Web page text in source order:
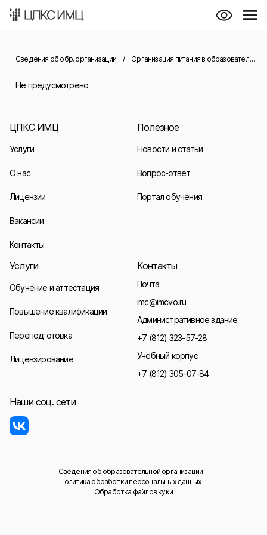
Сведения об обр. организации / Организация питания в образовательной организации
Не предусмотрено
ЦПКС ИМЦ
Услуги
О нас
Лицензии
Вакансии
Контакты
Полезное
Новости и статьи
Вопрос-ответ
Портал обучения
Услуги
Обучение и аттестация
Повышение квалификации
Переподготовка
Лицензирование
Контакты
Почта
imc@imcvo.ru
Административное здание
+7 (812) 323-57-28
Учебный корпус
+7 (812) 305-07-84
Наши соц. сети
Сведения об образовательной организации
Политика обработки персональных данных
Обработка файлов куки